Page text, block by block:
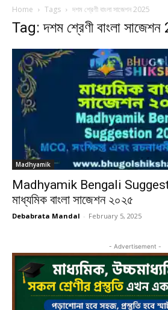
Home Tags দশম শ্রেণী বাংলা সাজেশন 2025
Tag: দশম শ্রেণী বাংলা
Madhyamik
Madhyamik Bengali
মাধ্যমিক বাংলা সাজেশন ২০২৫
Debabrata Mandal - February 5, 2025
- Advertisement -